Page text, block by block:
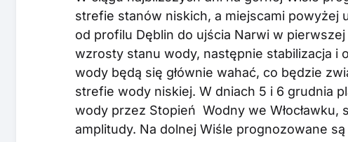
strefie stanów niskich, a miejscami powyżej
od profilu Dęblin do ujścia Narwi w
wzrosty stanu wody, następnie stabilizacja i
wody będą się głównie wahać, co będzie
strefie wody niskiej. W dniach 5 i 6 grudnia
wody przez Stopień Wodny we Włocławku,
amplitudy. Na dolnej Wiśle prognozowane